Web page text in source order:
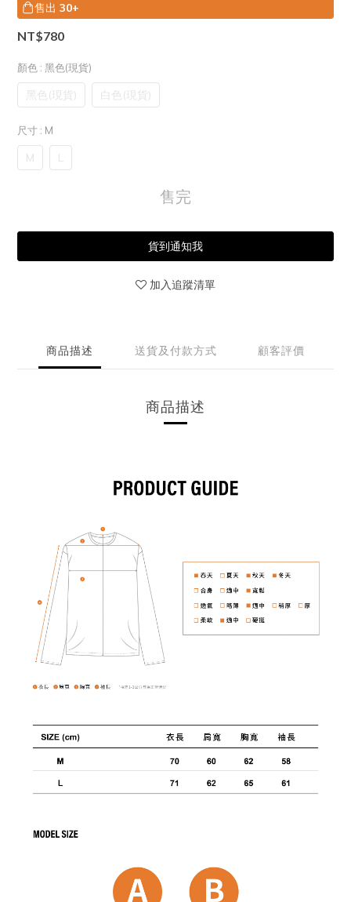
售出 30+
NT$780
顏色 : 黑色(現貨)
黑色(現貨) 白色(現貨)
尺寸 : M
M L
售完
貨到通知我
加入追蹤清單
商品描述 送貨及付款方式 顧客評價
商品描述